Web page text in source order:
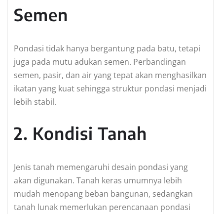
Semen
Pondasi tidak hanya bergantung pada batu, tetapi
juga pada mutu adukan semen. Perbandingan
semen, pasir, dan air yang tepat akan menghasilkan
ikatan yang kuat sehingga struktur pondasi menjadi
lebih stabil.
2. Kondisi Tanah
Jenis tanah memengaruhi desain pondasi yang
akan digunakan. Tanah keras umumnya lebih
mudah menopang beban bangunan, sedangkan
tanah lunak memerlukan perencanaan pondasi